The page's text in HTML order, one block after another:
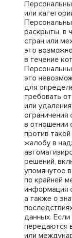
или
раскрыты, в
стран или
это
в течение
это
для
требовать
или
в отношении
против
жалобу в
решений,
упомянутое
по крайней
информация
а также о
данных.
передаются
или